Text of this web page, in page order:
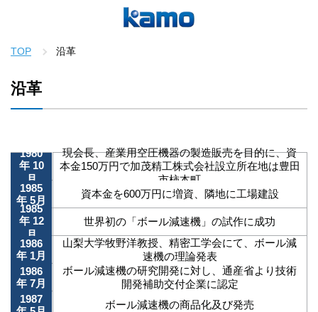
TOP 沿革
沿革
1980
年 10
月
現会長、産業用空圧機器の製造販売を目的に、資
本金150万円で加茂精工株式会社設立所在地は豊田
市柿本町
1985
年 5月
資本金を600万円に増資、隣地に工場建設
1985
年 12
月
世界初の「ボール減速機」の試作に成功
1986
年 1月
山梨大学牧野洋教授、精密工学会にて、ボール減
速機の理論発表
1986
年 7月
ボール減速機の研究開発に対し、通産省より技術
開発補助交付企業に認定
1987
ボール減速機の商品化及び発売